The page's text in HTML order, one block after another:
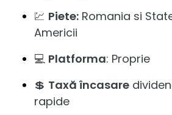
💹 Piete: Romania si
Americii
💻 Platforma: Proprie
💲 Taxă încasare
rapide